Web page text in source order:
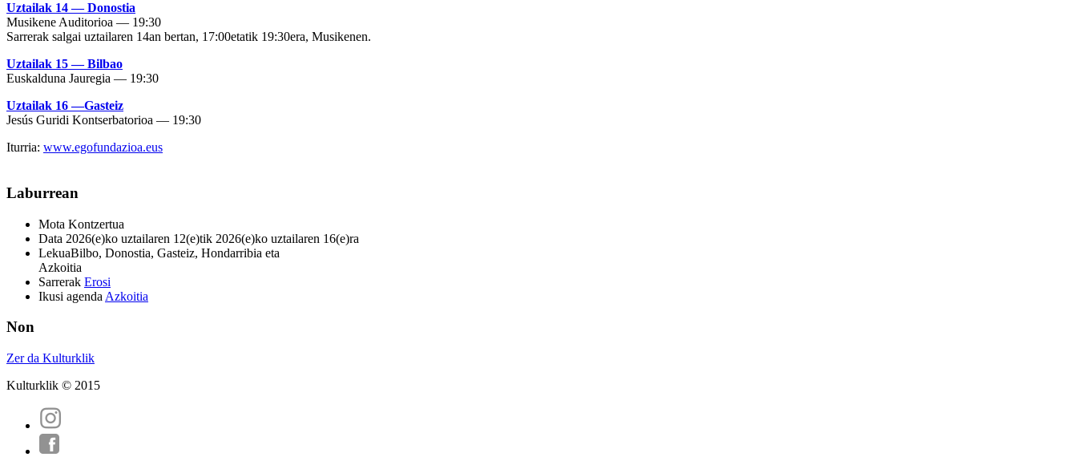
Uztailak 14 — Donostia
Musikene Auditorioa — 19:30
Sarrerak salgai uztailaren 14an bertan, 17:00etatik 19:30era, Musikenen.
Uztailak 15 — Bilbao
Euskalduna Jauregia — 19:30
Uztailak 16 —Gasteiz
Jesús Guridi Kontserbatorioa — 19:30
Iturria: www.egofundazioa.eus
Laburrean
Mota Kontzertua
Data 2026(e)ko uztailaren 12(e)tik 2026(e)ko uztailaren 16(e)ra
LekuaBilbo, Donostia, Gasteiz, Hondarribia eta
Azkoitia
Sarrerak Erosi
Ikusi agenda Azkoitia
Non
Zer da Kulturklik
Kulturklik © 2015